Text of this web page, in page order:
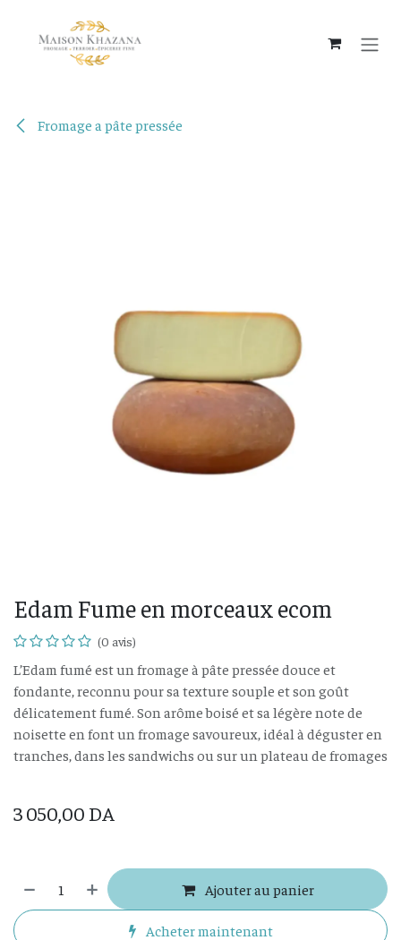
Fromage a pâte pressée
Edam Fume en morceaux ecom
(0 avis)
L’Edam fumé est un fromage à pâte pressée douce et
fondante, reconnu pour sa texture souple et son goût
délicatement fumé. Son arôme boisé et sa légère note de
noisette en font un fromage savoureux, idéal à déguster en
tranches, dans les sandwichs ou sur un plateau de fromages
3 050,00 DA
Ajouter au panier
Acheter maintenant